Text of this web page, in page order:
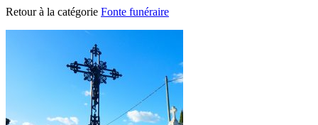
Retour à la catégorie Fonte funéraire